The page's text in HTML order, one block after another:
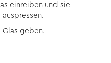
einreiben und sie
Glas geben.